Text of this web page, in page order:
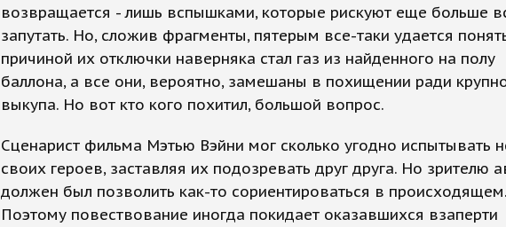
возвращается - лишь вспышками, которые рискуют еще больше
запутать. Но, сложив фрагменты, пятерым все-таки удается
причиной их отключки наверняка стал газ из найденного на полу
баллона, а все они, вероятно, замешаны в похищении ради
выкупа. Но вот кто кого похитил, большой вопрос.
Сценарист фильма Мэтью Вэйни мог сколько угодно испытывать
своих героев, заставляя их подозревать друг друга. Но зрителю
должен был позволить как-то сориентироваться в происходящем.
Поэтому повествование иногда покидает оказавшихся взаперти